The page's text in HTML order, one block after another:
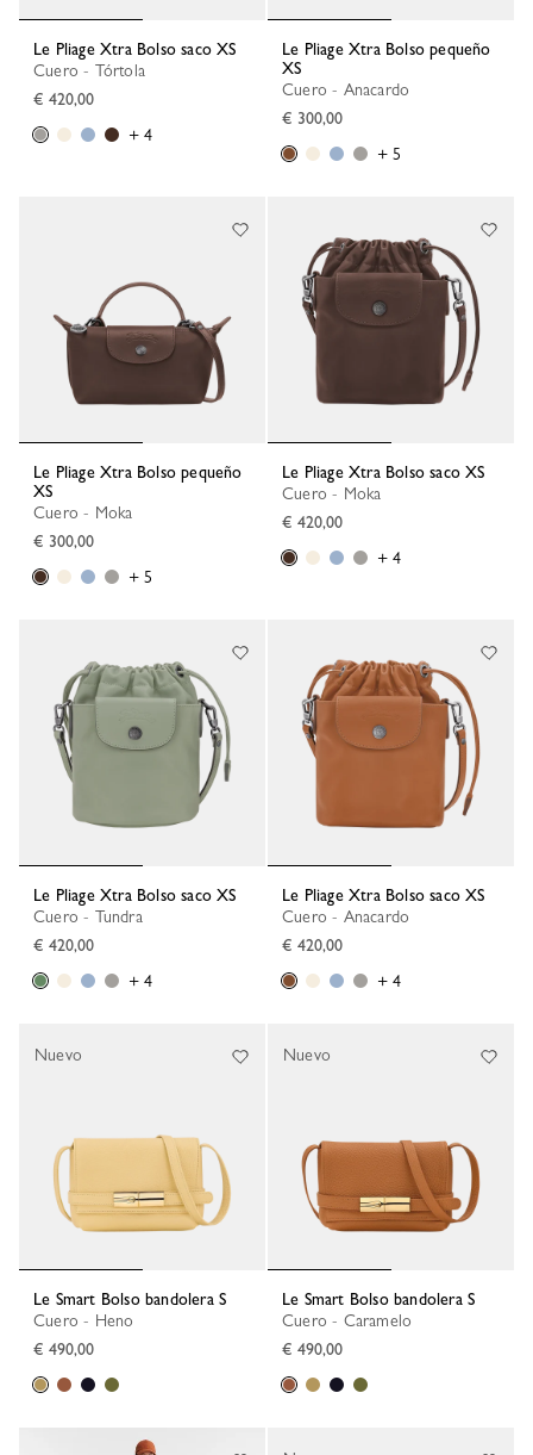
Le Pliage Xtra Bolso saco XS
Cuero - Tórtola
€ 420,00
+ 4
Le Pliage Xtra Bolso pequeño
XS
Cuero - Anacardo
€ 300,00
+ 5
Le Pliage Xtra Bolso pequeño
XS
Cuero - Moka
€ 300,00
+ 5
Le Pliage Xtra Bolso saco XS
Cuero - Moka
€ 420,00
+ 4
Le Pliage Xtra Bolso saco XS
Cuero - Tundra
€ 420,00
+ 4
Le Pliage Xtra Bolso saco XS
Cuero - Anacardo
€ 420,00
+ 4
Le Smart Bolso bandolera S
Cuero - Heno
€ 490,00
Nuevo
Le Smart Bolso bandolera S
Cuero - Caramelo
€ 490,00
Nuevo